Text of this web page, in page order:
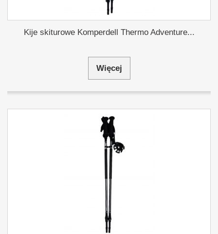
Kije skiturowe Komperdell Thermo Adventure...
Więcej